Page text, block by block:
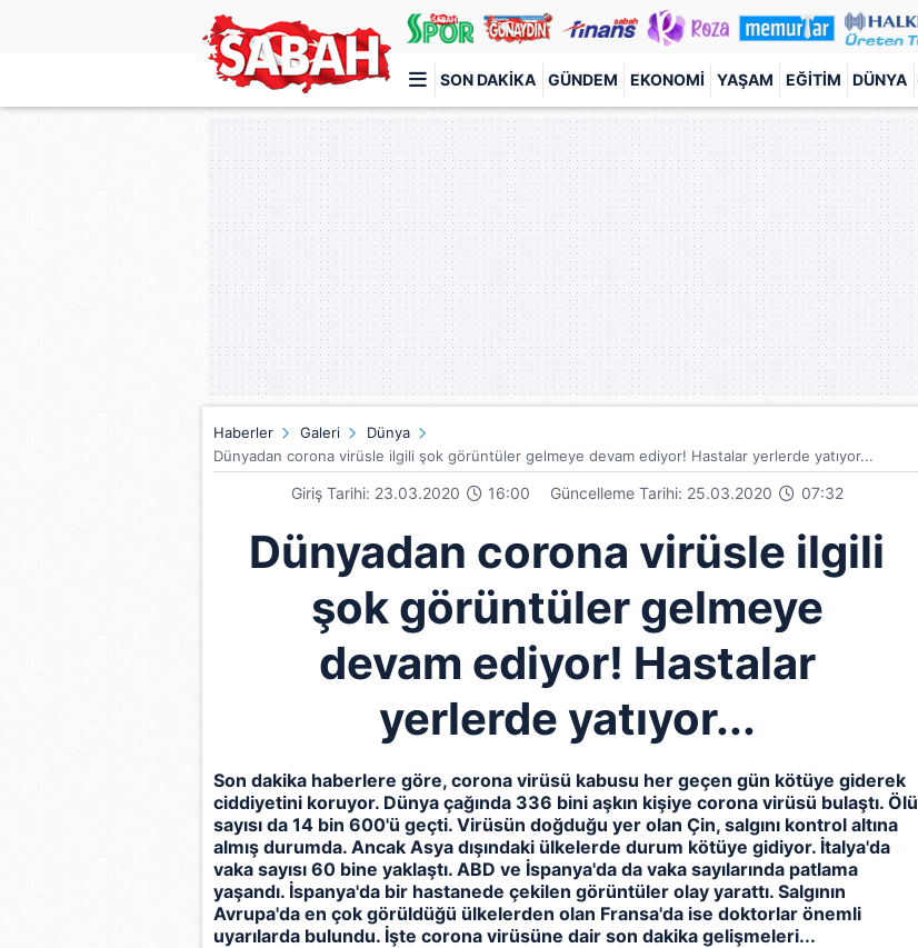
SON DAKIKA GÜNDEM EKONOMI YAŞAM EĞITIM DÜNYA
Türkiye'nin en iyi haber sitesi
Haberler Galeri
Dünya
Dünyadan corona virüsle ilgili şok görüntüler gelmeye devam ediyor! Hastalar yerlerde yatıyor...
Giriş Tarihi: 23.03.2020 16:00 Güncelleme Tarihi: 25.03.2020 07:32
Dünyadan corona virüsle ilgili
şok görüntüler gelmeye
devam ediyor! Hastalar
yerlerde yatıyor...
Son dakika haberlere göre, corona virüsü kabusu her geçen gün kötüye giderek
ciddiyetini koruyor. Dünya çağında 336 bini aşkın kişiye corona virüsü bulaştı. Ölü
sayısı da 14 bin 600'ü geçti. Virüsün doğduğu yer olan Çin, salgını kontrol altına
almış durumda. Ancak Asya dışındaki ülkelerde durum kötüye gidiyor. İtalya'da
vaka sayısı 60 bine yaklaştı. ABD ve İspanya'da da vaka sayılarında patlama
yaşandı. İspanya'da bir hastanede çekilen görüntüler olay yarattı. Salgının
Avrupa'da en çok görüldüğü ülkelerden olan Fransa'da ise doktorlar önemli
uyarılarda bulundu. İşte corona virüsüne dair son dakika gelişmeleri...